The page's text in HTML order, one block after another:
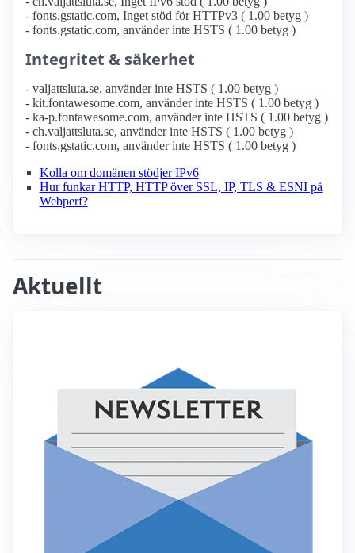
- fonts.gstatic.com, Inget stöd för HTTPv3 ( 1.00 betyg )
- fonts.gstatic.com, använder inte HSTS ( 1.00 betyg )
Integritet & säkerhet
- valjattsluta.se, använder inte HSTS ( 1.00 betyg )
- kit.fontawesome.com, använder inte HSTS ( 1.00 betyg )
- ka-p.fontawesome.com, använder inte HSTS ( 1.00 betyg )
- ch.valjattsluta.se, använder inte HSTS ( 1.00 betyg )
- fonts.gstatic.com, använder inte HSTS ( 1.00 betyg )
Kolla om domänen stödjer IPv6
Hur funkar HTTP, HTTP över SSL, IP, TLS & ESNI på
Webperf?
Aktuellt